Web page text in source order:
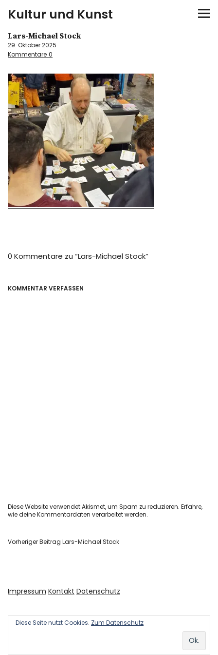
Kultur und Kunst
kultur & kunst
Spiele
Konzerte
Museen bei…
Bloggerreisen
Über mich
Lars-Michael Stock
29. Oktober 2025
Kommentare 0
0 Kommentare zu “Lars-Michael Stock”
KOMMENTAR VERFASSEN
Diese Website verwendet Akismet, um Spam zu reduzieren.Erfahre,
wie deine Kommentardaten verarbeitet werden.
Vorheriger Beitrag Lars-Michael Stock
Impressum Kontakt Datenschutz
Diese Seite nutzt Cookies. Zum Datenschutz